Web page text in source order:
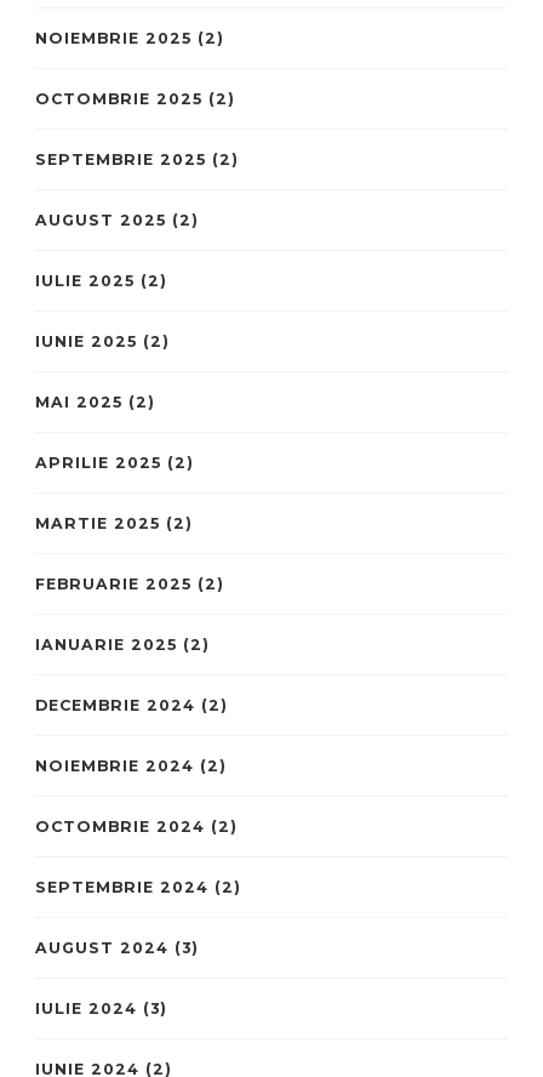
NOIEMBRIE 2025 (2)
OCTOMBRIE 2025 (2)
SEPTEMBRIE 2025 (2)
AUGUST 2025 (2)
IULIE 2025 (2)
IUNIE 2025 (2)
MAI 2025 (2)
APRILIE 2025 (2)
MARTIE 2025 (2)
FEBRUARIE 2025 (2)
IANUARIE 2025 (2)
DECEMBRIE 2024 (2)
NOIEMBRIE 2024 (2)
OCTOMBRIE 2024 (2)
SEPTEMBRIE 2024 (2)
AUGUST 2024 (3)
IULIE 2024 (3)
IUNIE 2024 (2)